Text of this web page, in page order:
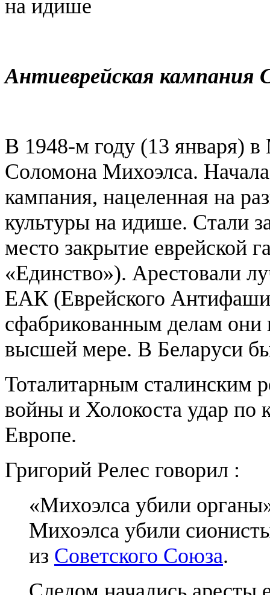
на идише
Антиеврейская кампания
В 1948-м году (13 января)
Соломона Михоэлса. Начала
кампания, нацеленная на
культуры на идише. Стали
место закрытие еврейской
«Единство»). Арестовали
ЕАК (Еврейского
сфабрикованным делам они
высшей мере. В Беларуси
Тоталитарным сталинским
войны и Холокоста удар по
Европе.
Григорий Релес говорил :
«Михоэлса убили
Михоэлса убили
из Советского Союза.